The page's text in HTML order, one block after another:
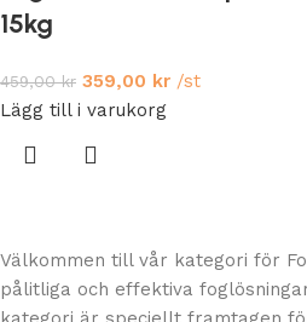
15kg
459,00kr 359,00 kr /st
Lägg till i varukorg
Välkommen till vår kategori för
pålitliga och effektiva